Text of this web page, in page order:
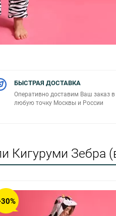
БЫСТРАЯ ДОСТАВКА
Оперативно доставим Ваш заказ в
любую точку Москвы и России
Кигуруми Зебра